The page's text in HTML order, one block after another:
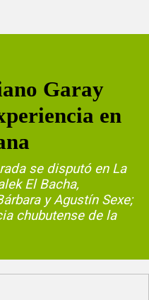
Garay
en
se disputó en La
El Bacha,
y Agustín Sexe;
chubutense de la